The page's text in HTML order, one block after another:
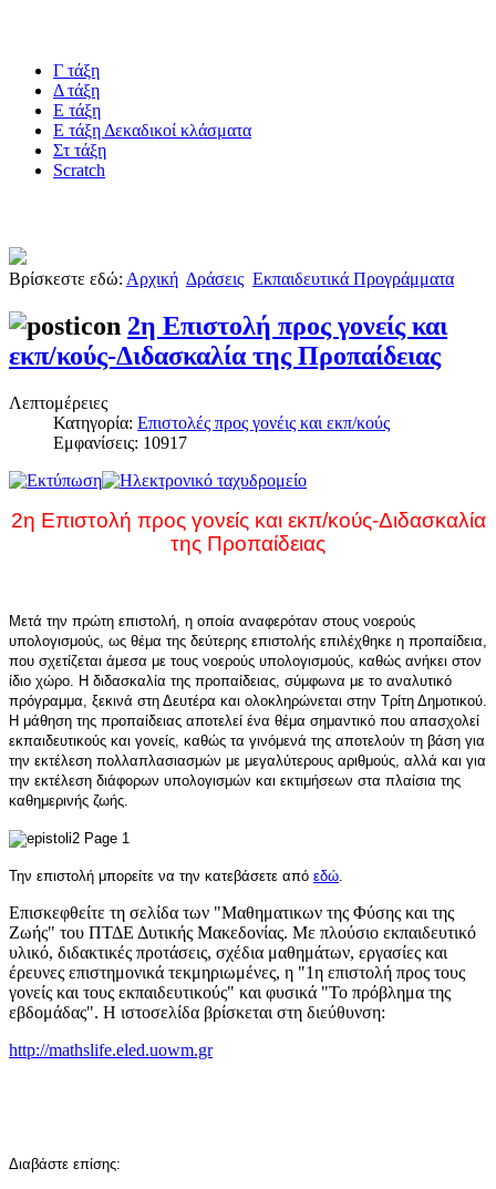
Γ τάξη
Δ τάξη
Ε τάξη
Ε τάξη Δεκαδικοί κλάσματα
Στ τάξη
Scratch
Βρίσκεστε εδώ: Αρχική Δράσεις Εκπαιδευτικά Προγράμματα
2η Eπιστολή προς γονείς και
εκπ/κούς-Διδασκαλία της Προπαίδειας
Λεπτομέρειες
Κατηγορία: Επιστολές προς γονέις και εκπ/κούς
Εμφανίσεις: 10917
2η Eπιστολή προς γονείς και εκπ/κούς-Διδασκαλία
της Προπαίδειας
Μετά την πρώτη επιστολή, η οποία αναφερόταν στους νοερούς
υπολογισμούς, ως θέμα της δεύτερης επιστολής επιλέχθηκε η προπαίδεια,
που σχετίζεται άμεσα με τους νοερούς υπολογισμούς, καθώς ανήκει στον
ίδιο χώρο. Η διδασκαλία της προπαίδειας, σύμφωνα με το αναλυτικό
πρόγραμμα, ξεκινά στη Δευτέρα και ολοκληρώνεται στην Τρίτη Δημοτικού.
Η μάθηση της προπαίδειας αποτελεί ένα θέμα σημαντικό που απασχολεί
εκπαιδευτικούς και γονείς, καθώς τα γινόμενά της αποτελούν τη βάση για
την εκτέλεση πολλαπλασιασμών με μεγαλύτερους αριθμούς, αλλά και για
την εκτέλεση διάφορων υπολογισμών και εκτιμήσεων στα πλαίσια της
καθημερινής ζωής.
Την επιστολή μπορείτε να την κατεβάσετε από εδώ
Επισκεφθείτε τη σελίδα των "Μαθηματικων της Φύσης και της
Ζωής" του ΠΤΔΕ Δυτικής Μακεδονίας. Με πλούσιο εκπαιδευτικό
υλικό, διδακτικές προτάσεις, σχέδια μαθημάτων, εργασίες και
έρευνες επιστημονικά τεκμηριωμένες, η "1η επιστολή προς τους
γονείς και τους εκπαιδευτικούς" και φυσικά "Το πρόβλημα της
εβδομάδας". Η ιστοσελίδα βρίσκεται στη διεύθυνση:
http://mathslife.eled.uowm.gr
Διαβάστε επίσης: